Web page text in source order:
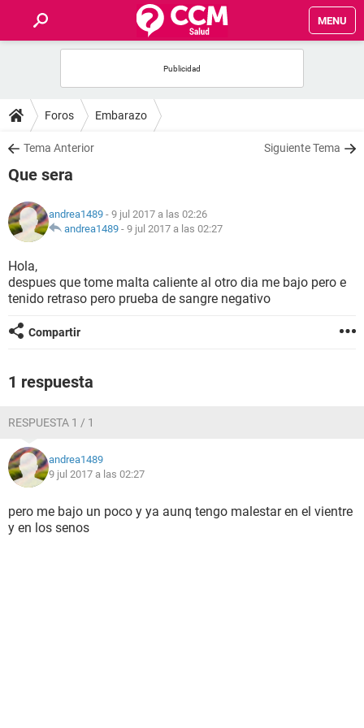
MENU
FOROS
SALUD
FAMILIA
NUTRICIÓN
BIENESTAR
Foros Embarazo
Tema Anterior Siguiente Tema
Que sera
andrea1489 - 9 jul 2017 a las 02:26
andrea1489 - 9 jul 2017 a las 02:27
Hola,
despues que tome malta caliente al otro dia me bajo pero e
tenido retraso pero prueba de sangre negativo
Compartir
1 respuesta
RESPUESTA 1 / 1
andrea1489
9 jul 2017 a las 02:27
pero me bajo un poco y ya aunq tengo malestar en el vientre
y en los senos